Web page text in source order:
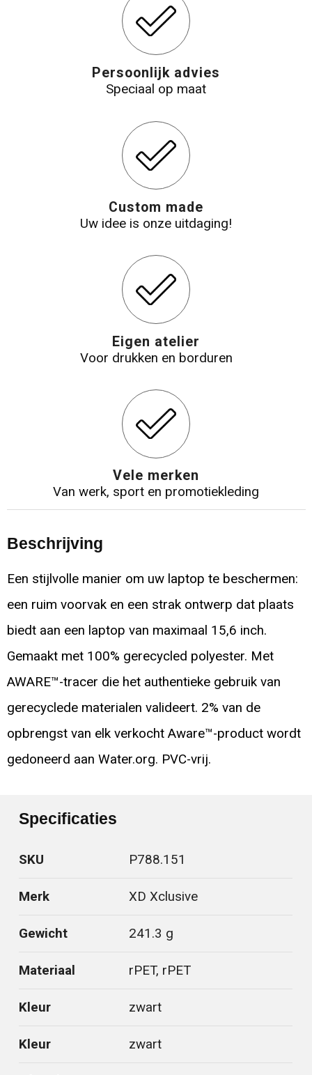
Persoonlijk advies
Speciaal op maat
Custom made
Uw idee is onze uitdaging!
Eigen atelier
Voor drukken en borduren
Vele merken
Van werk, sport en promotiekleding
Beschrijving
Een stijlvolle manier om uw laptop te beschermen:
een ruim voorvak en een strak ontwerp dat plaats
biedt aan een laptop van maximaal 15,6 inch.
Gemaakt met 100% gerecycled polyester. Met
AWARE™-tracer die het authentieke gebruik van
gerecyclede materialen valideert. 2% van de
opbrengst van elk verkocht Aware™-product wordt
gedoneerd aan Water.org. PVC-vrij.
Specificaties
SKU P788.151
Merk XD Xclusive
Gewicht 241.3 g
Materiaal rPET, rPET
Kleur zwart
Kleur zwart